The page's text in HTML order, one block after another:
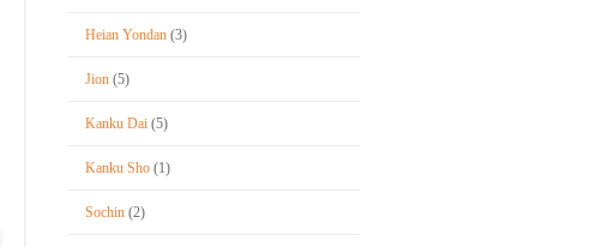
Heian Yondan (3)
Jion (5)
Kanku Dai (5)
Kanku Sho (1)
Sochin (2)